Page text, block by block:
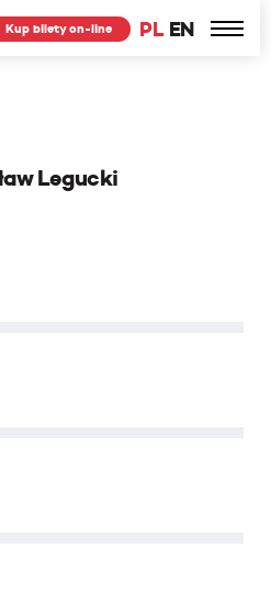
PL EN
Kup bilety on-line
Legucki